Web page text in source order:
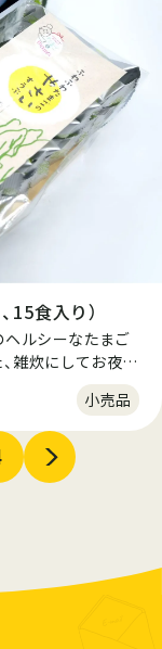
15食入り）
ヘルシーなたまご
雑炊にしてお夜食
封入いたしており
豊富で栄養価の高
入った具だくさん
入り。1食31kcal
おすすめです。
小売品